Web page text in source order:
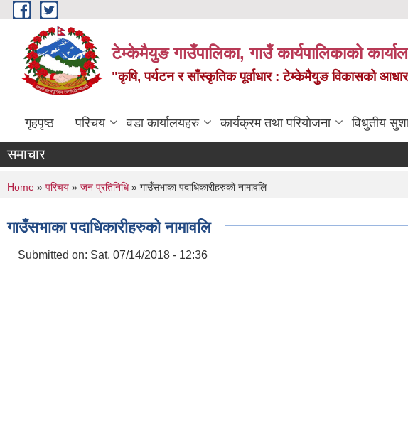
Skip to main content
टेम्केमैयुङ गाउँपालिका, गाउँ कार्यपालिकाको
"कृषि, पर्यटन र साँस्कृतिक पूर्वाधार : टेम्केमैयुङ विकासको
गृहपृष्ठ परिचय वडा कार्यालयहरु कार्यक्रम तथा परियोजना विधुतीय
समाचार
You are here
Home » परिचय » जन प्रतिनिधि» गाउँसभाका पदाधिकारीहरुकाे नामावलि
गाउँसभाका पदाधिकारीहरुकाे नामावलि
Submitted on: Sat, 07/14/2018 - 12:36